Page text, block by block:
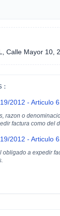
Calle Mayor 10,
:
2012 - Articulo
razon o
factura como del
2012 - Articulo
obligado a expedir